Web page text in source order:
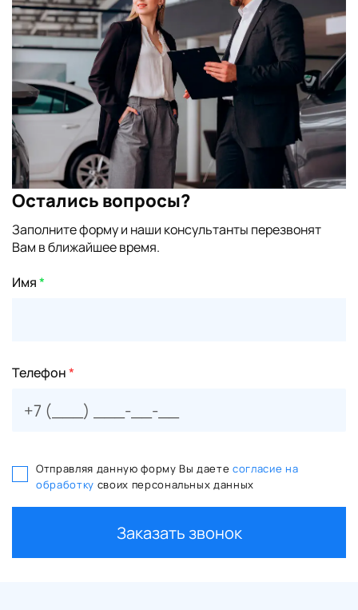
Остались вопросы?
Заполните форму и наши консультанты перезвонят
Вам в ближайшее время.
Имя*
Телефон*
Отправляя данную форму Вы даете согласие на
обработку своих персональных данных
Заказать звонок